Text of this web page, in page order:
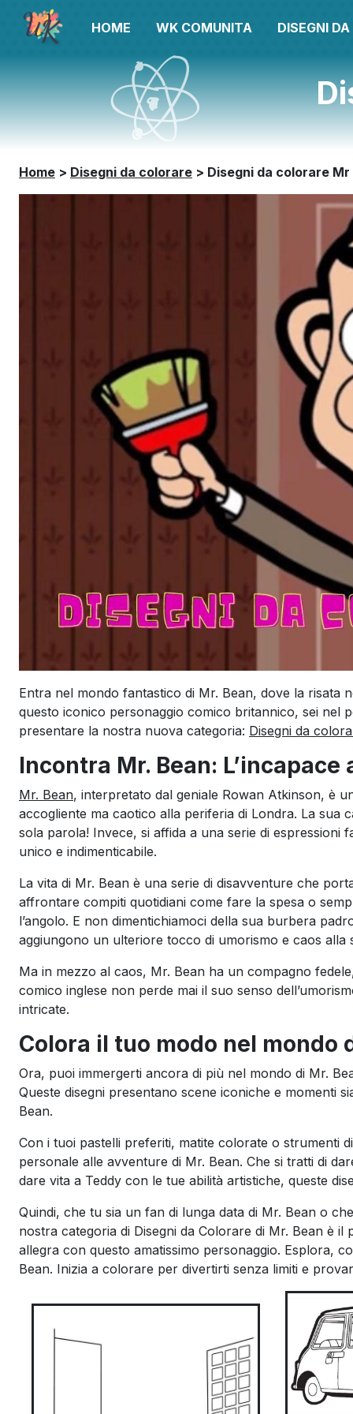
HOME WK COMUNITA DISEGNI
Home > Disegni da colorare > Disegni da colorare Mr
Entra nel mondo fantastico di Mr. Bean, dove la risata
questo iconico personaggio comico britannico, sei nel
presentare la nostra nuova categoria: Disegni da
Incontra Mr. Bean:
Mr. Bean, interpretato dal geniale Rowan Atkinson, è
accogliente ma caotico alla periferia di Londra. La sua
sola parola! Invece, si affida a una serie di espressioni
unico e indimenticabile.
La vita di Mr. Bean è una serie di disavventure che
affrontare compiti quotidiani come fare la spesa o
l’angolo. E non dimentichiamoci della sua burbera
aggiungono un ulteriore tocco di umorismo e caos alla
Ma in mezzo al caos, Mr. Bean ha un compagno
comico inglese non perde mai il suo senso
intricate.
Colora il tuo modo nel mondo
Ora, puoi immergerti ancora di più nel mondo di Mr.
Queste disegni presentano scene iconiche e momenti
Bean.
Con i tuoi pastelli preferiti, matite colorate o strumenti
personale alle avventure di Mr. Bean. Che si tratti di
dare vita a Teddy con le tue abilità artistiche, queste
Quindi, che tu sia un fan di lunga data di Mr. Bean o
nostra categoria di Disegni da Colorare di Mr. Bean è
allegra con questo amatissimo personaggio. Esplora,
Bean. Inizia a colorare per divertirti senza limiti e